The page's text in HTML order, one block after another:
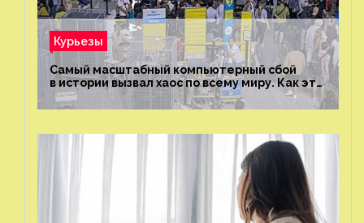
Курьезы
Самый масштабный компьютерный сбой
в истории вызвал хаос по всему миру. Как это
было?